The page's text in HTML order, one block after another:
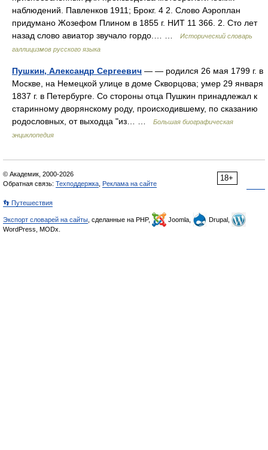
наблюдений. Павленков 1911; Брокг. 4 2. Слово Аэроплан
придумано Жозефом Плином в 1855 г. НИТ 11 366. 2. Сто лет
назад слово авиатор звучало гордо.… …
Исторический словарь
галлицизмов русского языка
Пушкин, Александр Сергеевич — — родился 26 мая 1799 г. в
Москве, на Немецкой улице в доме Скворцова; умер 29 января
1837 г. в Петербурге. Со стороны отца Пушкин принадлежал к
старинному дворянскому роду, происходившему, по сказанию
родословных, от выходца "из… …
Большая биографическая
энциклопедия
18+
© Академик, 2000-2026
Обратная связь: Техподдержка Реклама на сайте
👣 Путешествия
Экспорт словарей на сайты , сделанные на PHP, Joomla,
Drupal,
WordPress, MODx.